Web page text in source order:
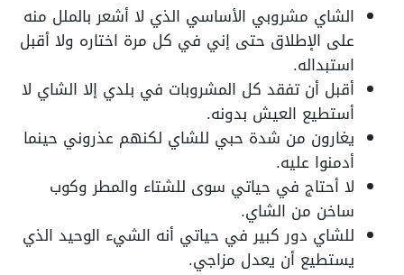
الشاي مشروبي الأساسي الذي لا أشعر بالملل منه
على الإطلاق حتى إني في كل مرة اختاره ولا أقبل
استبداله.
أقبل أن تفقد كل المشروبات في بلدي إلا الشاي لا
أستطيع العيش بدونه.
يغارون من شدة حبي للشاي لكنهم عذروني حينما
أدمنوا عليه.
لا أحتاج في حياتي سوى للشتاء والمطر وكوب
ساخن من الشاي.
للشاي دور كبير في حياتي أنه الشيء الوحيد الذي
يستطيع أن يعدل مزاجي.